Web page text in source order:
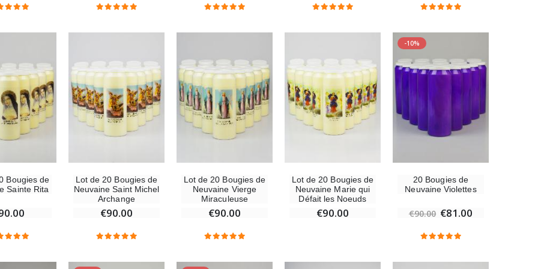
Bougies de
Sainte Rita
Lot de 20 Bougies de
Neuvaine Saint Michel
Archange
€90.00
Lot de 20 Bougies de
Neuvaine Vierge
Miraculeuse
€90.00
Lot de 20 Bougies de
Neuvaine Marie qui
Défait les Noeuds
€90.00
-10%
20 Bougies de
Neuvaine Violettes
€90.00 €81.00
Encens d'Eglise Pontifical 250g
€12.90
€130.00
€12.00 €9.60
Bonbons Pastilles Menthe à l'Eau de Lourdes - 130g
€4.95
€12.90
€130.00